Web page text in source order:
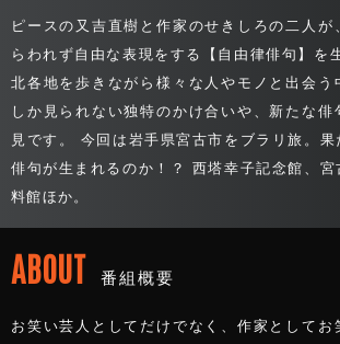
ピースの又吉直樹と作家のせきしろの二人が
らわれず自由な表現をする【自由律俳句】を
北各地を歩きながら様々な人やモノと出会う
しか見られない独特のかけ合いや、新たな俳
見です。 今回は岩手県宮古市をブラリ旅。
俳句が生まれるのか！？ 西塔幸子記念館、宮
料館ほか。
ABOUT 番組概要
お笑い芸人としてだけでなく、作家としてお